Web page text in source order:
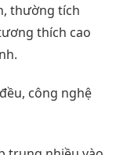
thường tích
thích cao
công nghệ